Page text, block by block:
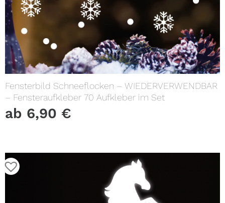
Fensterbild Schneeflocken – WIEDERVERWENDBAR
– Fensteraufkleber 70 Aufkleber im Set
ab 6,90 €